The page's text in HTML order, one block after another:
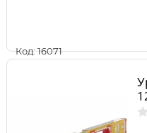
Код: 16071